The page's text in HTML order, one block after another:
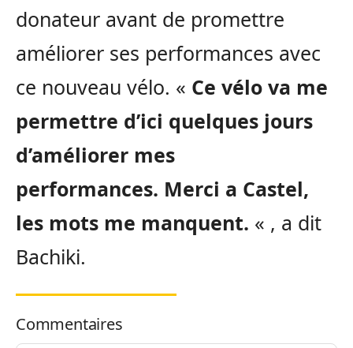
donateur avant de promettre
améliorer ses performances avec
ce nouveau vélo. « Ce vélo va me
permettre d’ici quelques jours
d’améliorer mes
performances. Merci a Castel,
les mots me manquent. « , a dit
Bachiki.
Commentaires